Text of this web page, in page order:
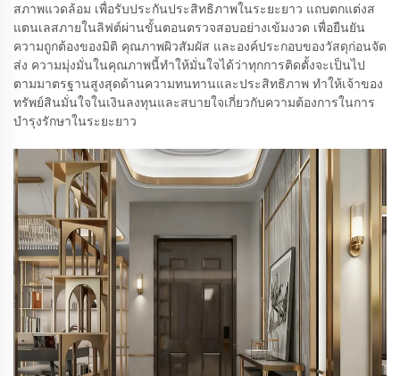
สภาพแวดล้อม เพื่อรับประกันประสิทธิภาพในระยะยาว แถบตกแต่งส
แตนเลสภายในลิฟต์ผ่านขั้นตอนตรวจสอบอย่างเข้มงวด เพื่อยืนยัน
ความถูกต้องของมิติ คุณภาพผิวสัมผัส และองค์ประกอบของวัสดุก่อนจัด
ส่ง ความมุ่งมั่นในคุณภาพนี้ทำให้มั่นใจได้ว่าทุกการติดตั้งจะเป็นไป
ตามมาตรฐานสูงสุดด้านความทนทานและประสิทธิภาพ ทำให้เจ้าของ
ทรัพย์สินมั่นใจในเงินลงทุนและสบายใจเกี่ยวกับความต้องการในการ
บำรุงรักษาในระยะยาว